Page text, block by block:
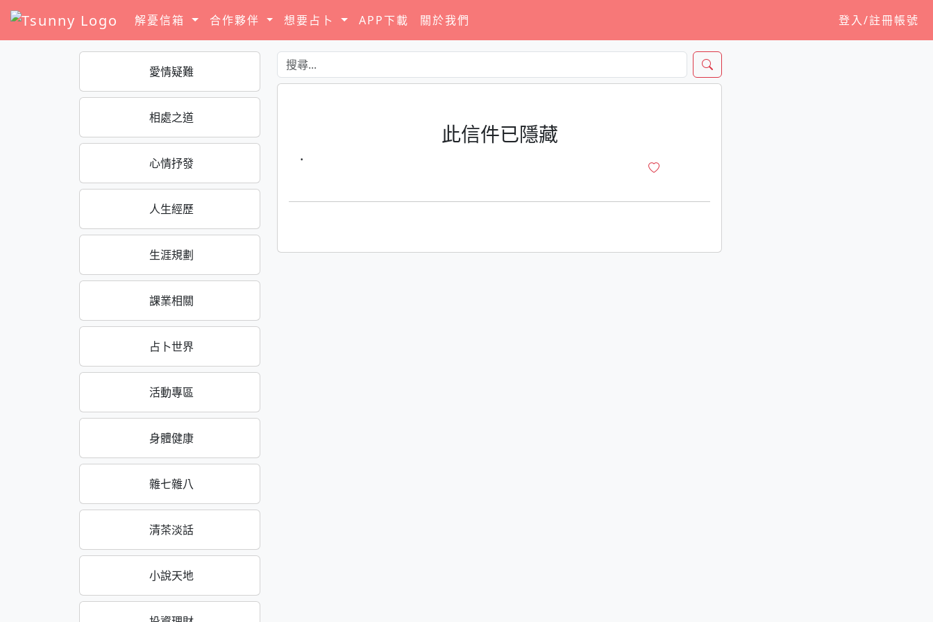
解憂信箱 合作夥伴 想要占卜 APP下載 關於我們 登入/註冊帳號
愛情疑難
相處之道
心情抒發
人生經歷
生涯規劃
課業相關
占卜世界
活動專區
身體健康
雜七雜八
清茶淡話
小說天地
此信件已隱藏
·